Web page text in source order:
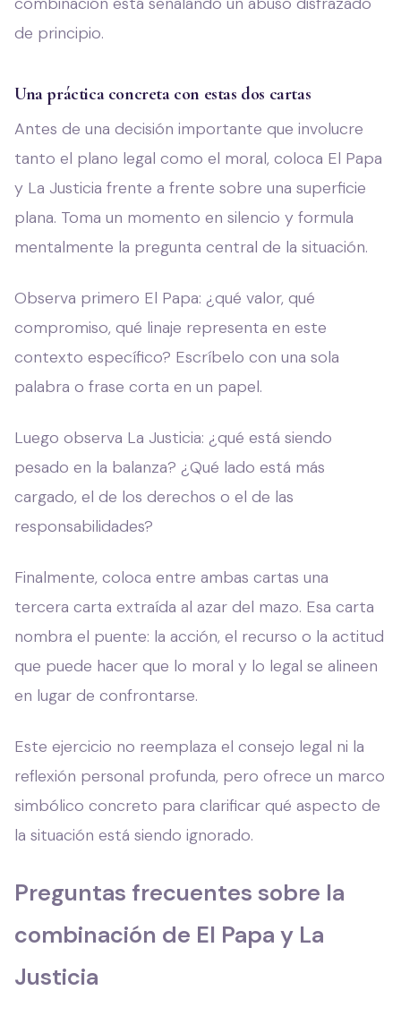
de principio.
Una práctica concreta con estas dos cartas
Antes de una decisión importante que involucre
tanto el plano legal como el moral, coloca El Papa
y La Justicia frente a frente sobre una superficie
plana. Toma un momento en silencio y formula
mentalmente la pregunta central de la situación.
Observa primero El Papa: ¿qué valor, qué
compromiso, qué linaje representa en este
contexto específico? Escríbelo con una sola
palabra o frase corta en un papel.
Luego observa La Justicia: ¿qué está siendo
pesado en la balanza? ¿Qué lado está más
cargado, el de los derechos o el de las
responsabilidades?
Finalmente, coloca entre ambas cartas una
tercera carta extraída al azar del mazo. Esa carta
nombra el puente: la acción, el recurso o la actitud
que puede hacer que lo moral y lo legal se alineen
en lugar de confrontarse.
Este ejercicio no reemplaza el consejo legal ni la
reflexión personal profunda, pero ofrece un marco
simbólico concreto para clarificar qué aspecto de
la situación está siendo ignorado.
Preguntas frecuentes sobre la
combinación de El Papa y La
Justicia